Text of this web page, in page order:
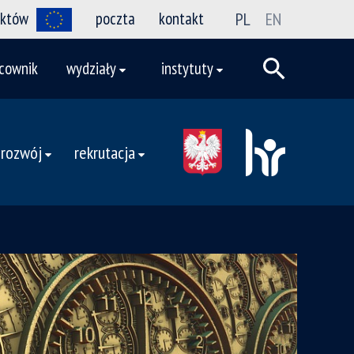
poczta kontakt PL EN
wydziały instytuty
rekrutacja